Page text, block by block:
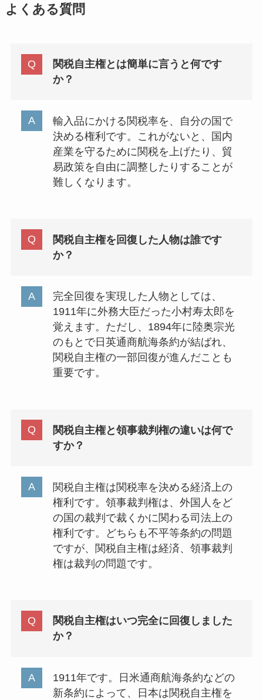
よくある質問
関税自主権とは簡単に言うと何です
か？
輸入品にかける関税率を、自分の国で
決める権利です。これがないと、国内
産業を守るために関税を上げたり、貿
易政策を自由に調整したりすることが
難しくなります。
関税自主権を回復した人物は誰です
か？
完全回復を実現した人物としては、
1911年に外務大臣だった小村寿太郎を
覚えます。ただし、1894年に陸奥宗光
のもとで日英通商航海条約が結ばれ、
関税自主権の一部回復が進んだことも
重要です。
関税自主権と領事裁判権の違いは何で
すか？
関税自主権は関税率を決める経済上の
権利です。領事裁判権は、外国人をど
の国の裁判で裁くかに関わる司法上の
権利です。どちらも不平等条約の問題
ですが、関税自主権は経済、領事裁判
権は裁判の問題です。
関税自主権はいつ完全に回復しました
か？
1911年です。日米通商航海条約などの
新条約によって、日本は関税自主権を